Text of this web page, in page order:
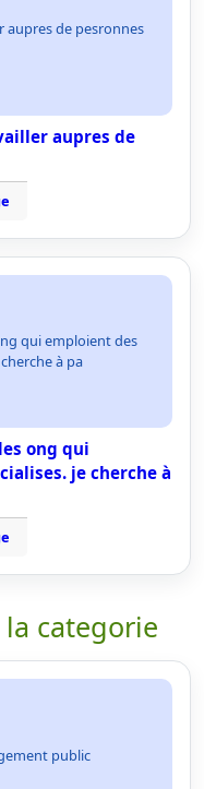
de pesronnes
aupres de
qui emploient des
à pa
ong qui
je cherche à
categorie
public